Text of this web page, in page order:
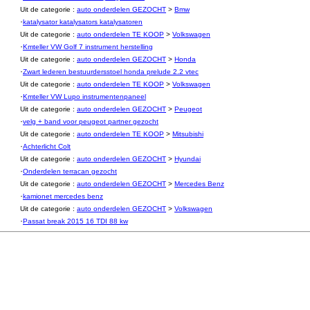
Uit de categorie : auto onderdelen GEZOCHT > Bmw
·katalysator katalysators katalysatoren
Uit de categorie : auto onderdelen TE KOOP > Volkswagen
·Kmteller VW Golf 7 instrument herstelling
Uit de categorie : auto onderdelen GEZOCHT > Honda
·Zwart lederen bestuurdersstoel honda prelude 2.2 vtec
Uit de categorie : auto onderdelen TE KOOP > Volkswagen
·Kmteller VW Lupo instrumentenpaneel
Uit de categorie : auto onderdelen GEZOCHT > Peugeot
·velg + band voor peugeot partner gezocht
Uit de categorie : auto onderdelen TE KOOP > Mitsubishi
·Achterlicht Colt
Uit de categorie : auto onderdelen GEZOCHT > Hyundai
·Onderdelen terracan gezocht
Uit de categorie : auto onderdelen GEZOCHT > Mercedes Benz
·kamionet mercedes benz
Uit de categorie : auto onderdelen GEZOCHT > Volkswagen
·Passat break 2015 16 TDI 88 kw